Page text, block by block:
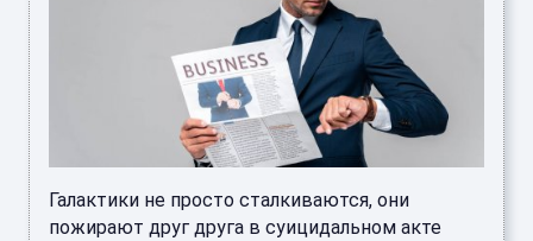
Галактики не просто сталкиваются, они
пожирают друг друга в суицидальном акте